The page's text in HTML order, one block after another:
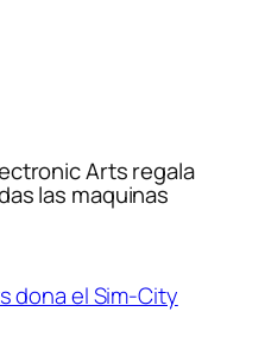
Arts regala
las maquinas
dona el Sim-City